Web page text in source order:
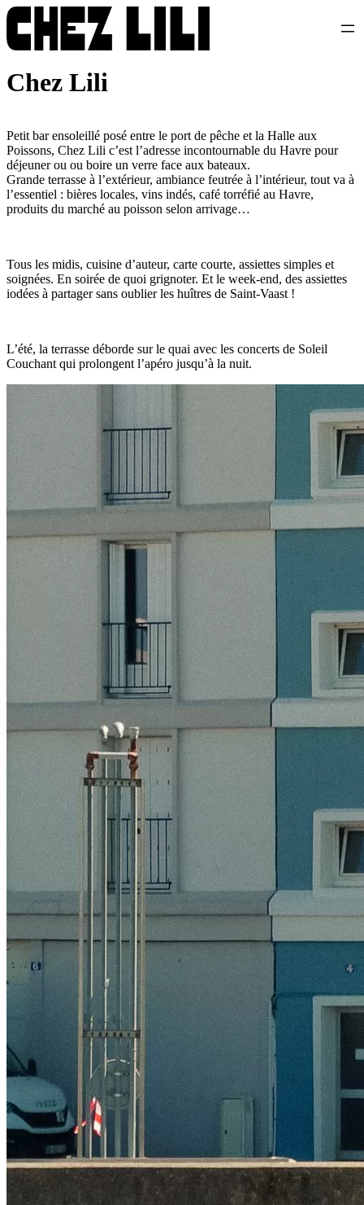
Chez Lili
Petit bar ensoleillé posé entre le port de pêche et la Halle aux
Poissons, Chez Lili c’est l’adresse incontournable du Havre pour
déjeuner ou ou boire un verre face aux bateaux.
Grande terrasse à l’extérieur, ambiance feutrée à l’intérieur, tout va à
l’essentiel : bières locales, vins indés, café torréfié au Havre,
produits du marché au poisson selon arrivage…
Tous les midis, cuisine d’auteur, carte courte, assiettes simples et
soignées. En soirée de quoi grignoter. Et le week-end, des assiettes
iodées à partager sans oublier les huîtres de Saint-Vaast !
L’été, la terrasse déborde sur le quai avec les concerts de Soleil
Couchant qui prolongent l’apéro jusqu’à la nuit.